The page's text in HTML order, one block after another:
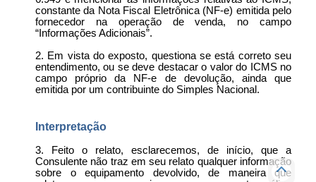
constante da Nota Fiscal Eletrônica (NF-e) emitida pelo
fornecedor na operação de venda, no campo
“Informações Adicionais”.
2. Em vista do exposto, questiona se está correto seu
entendimento, ou se deve destacar o valor do ICMS no
campo próprio da NF-e de devolução, ainda que
emitida por um contribuinte do Simples Nacional.
Interpretação
3. Feito o relato, esclarecemos, de início, que a
Consulente não traz em seu relato qualquer informação
sobre o equipamento devolvido, de maneira que